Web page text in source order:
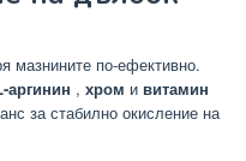
мазнините по-ефективно.
аргинин , хром и витамин
за стабилно окисление на